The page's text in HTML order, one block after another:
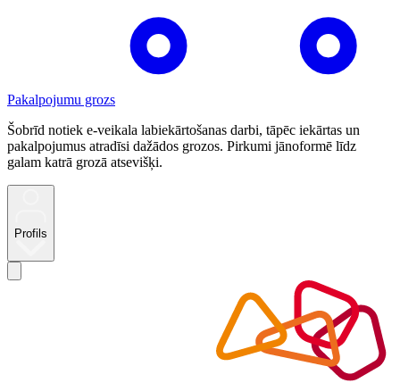
Pakalpojumu grozs
Šobrīd notiek e-veikala labiekārtošanas darbi, tāpēc iekārtas un
pakalpojumus atradīsi dažādos grozos. Pirkumi jānoformē līdz
galam katrā grozā atsevišķi.
Profils